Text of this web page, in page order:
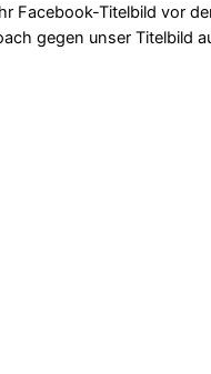
Facebook-Titelbild vor
gegen unser Titelbild